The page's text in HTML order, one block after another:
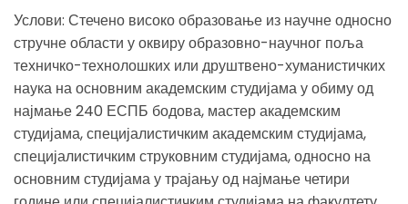
Услови: Стечено високо образовање из научне односно
стручне области у оквиру образовно-научног поља
техничко-технолошких или друштвено-хуманистичких
наука на основним академским студијама у обиму од
најмање 240 ЕСПБ бодова, мастер академским
студијама, специјалистичким академским студијама,
специјалистичким струковним студијама, односно на
основним студијама у трајању од најмање четири